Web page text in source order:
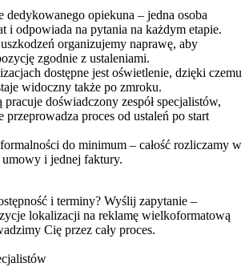
dedykowanego opiekuna – jedna osoba
i odpowiada na pytania na każdym etapie.
organizujemy naprawę, aby
zgodnie z ustaleniami.
dostępne jest oświetlenie, dzięki czemu
widoczny także po zmroku.
pracuje doświadczony zespół specjalistów,
przeprowadza proces od ustaleń po start
do minimum – całość rozliczamy w
umowy i jednej faktury.
i terminy? Wyślij zapytanie –
lokalizacji na reklamę wielkoformatową
Cię przez cały proces.